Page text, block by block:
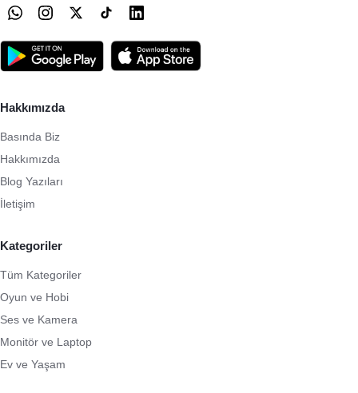
Hakkımızda
Basında Biz
Hakkımızda
Blog Yazıları
İletişim
Kategoriler
Tüm Kategoriler
Oyun ve Hobi
Ses ve Kamera
Monitör ve Laptop
Ev ve Yaşam